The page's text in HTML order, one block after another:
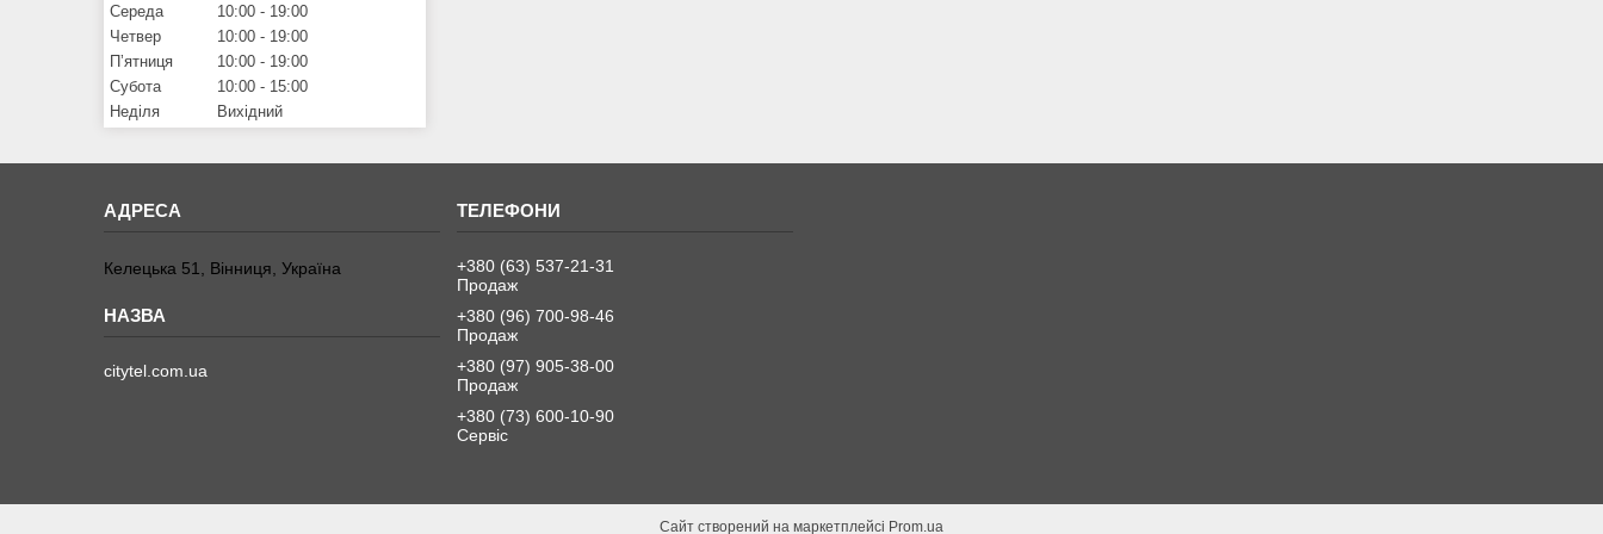
Середа
10:00
19:00
Четвер
10:00
19:00
Пʼятниця
10:00
19:00
Субота
10:00
15:00
Неділя
Вихідний
Келецька 51, Вінниця, Україна
citytel.com.ua
+380 (63) 537-21-31
Продаж
+380 (96) 700-98-46
Продаж
+380 (97) 905-38-00
Продаж
+380 (73) 600-10-90
Сервіс
Сайт створений на маркетплейсі Prom.ua